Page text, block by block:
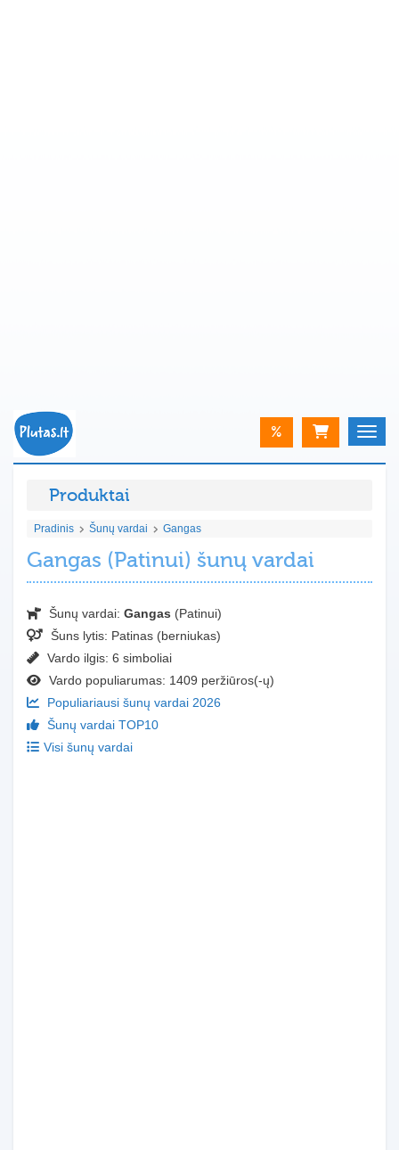
%
Produktai
Pradinis Šunų vardai Gangas
Gangas (Patinui) šunų vardai
Šunų vardai: Gangas (Patinui)
Šuns lytis: Patinas (berniukas)
Vardo ilgis: 6 simboliai
Vardo populiarumas: 1409 peržiūros(-ų)
Populiariausi šunų vardai 2026
Šunų vardai TOP10
Visi šunų vardai